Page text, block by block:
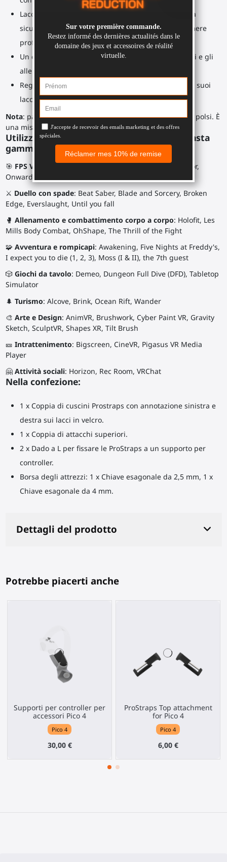
Lacci per le mani simili a "nocche", progettati per la
sicurezza, simili a quelli delle tracolle delle fotocamere
professionali.
Un comodo cuscino resistente al sudore per i giochi e gli
allenamenti più impegnativi.
Regolabile a qualsiasi dimensione della mano con i suoi
lacci in velcro elastici.
Nota: passa sempre i lacci dei tuoi controller intorno ai polsi. È
una misura di sicurezza obbligatoria e non costa nulla.
Utilizza le impugnature ProStraps in una vasta
gamma di giochi:
🎯 FPS VR con o senzafucile: Breachers, Ghosts of Tabor,
Onward, Pavlov, The Light Brigade
⚔ Duello con spade: Beat Saber, Blade and Sorcery, Broken
Edge, Everslaught, Until you fall
🥊 Allenamento e combattimento corpo a corpo: Holofit, Les
Mills Body Combat, OhShape, The Thrill of the Fight
🧩 Avventura e rompicapi: Awakening, Five Nights at Freddy's,
I expect you to die (1, 2, 3), Moss (I & II), the 7th guest
🎲 Giochi da tavolo: Demeo, Dungeon Full Dive (DFD), Tabletop
Simulator
🌲 Turismo: Alcove, Brink, Ocean Rift, Wander
🎨 Arte e Design: AnimVR, Brushwork, Cyber Paint VR, Gravity
Sketch, SculptVR, Shapes XR, Tilt Brush
🎫 Intrattenimento: Bigscreen, CineVR, Pigasus VR Media
Player
🤗 Attività sociali: Horizon, Rec Room, VRChat
Nella confezione:
1 x Coppia di cuscini Prostraps con annotazione sinistra e
destra sui lacci in velcro.
1 x Coppia di attacchi superiori.
2 x Dado a L per fissare le ProStraps a un supporto per
controller.
Borsa degli attrezzi: 1 x Chiave esagonale da 2,5 mm, 1 x
Chiave esagonale da 4 mm.
Dettagli del prodotto
Potrebbe piacerti anche
Supporti per controller per
accessori Pico 4
Pico 4
30,00 €
ProStraps Top attachment
for Pico 4
Pico 4
6,00 €